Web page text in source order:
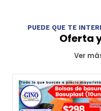
PUEDE QUE TE
Oferta
Ver